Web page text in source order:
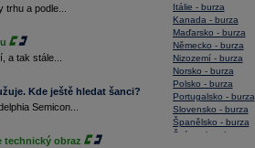
a podle...
a tak stále...
Kde ještě hledat šanci?
Semicon...
technický obraz
Itálie - burza
Kanada - burza
Maďarsko - burza
Německo - burza
Nizozemí - burza
Norsko - burza
Polsko - burza
Portugalsko - burza
Slovensko - burza
Španělsko - burza
Švýcarsko - burza